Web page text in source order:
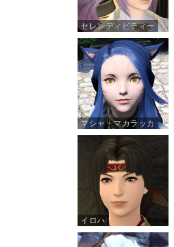
セレンディピティー
マシャ・マカラッカ
イロハ